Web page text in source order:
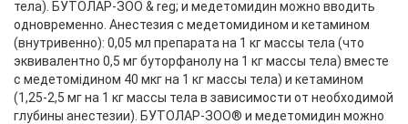
тела). БУТОЛАР-ЗОО & reg; и медетомидин можно вводить
одновременно. Анестезия с медетомидином и кетамином
(внутривенно): 0,05 мл препарата на 1 кг массы тела (что
эквивалентно 0,5 мг буторфанолу на 1 кг массы тела) вместе
с медетомідином 40 мкг на 1 кг массы тела) и кетамином
(1,25-2,5 мг на 1 кг массы тела в зависимости от необходимой
глубины анестезии). БУТОЛАР-ЗОО® и медетомидин можно